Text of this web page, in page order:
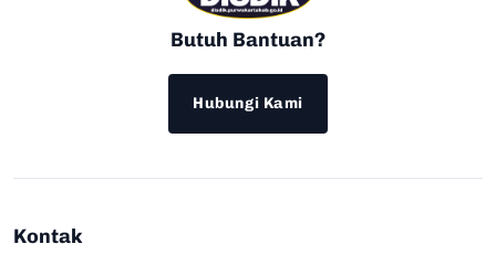
Butuh Bantuan?
Hubungi Kami
Kontak